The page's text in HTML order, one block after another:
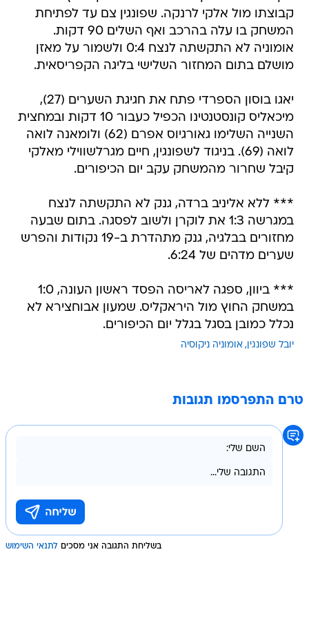
קבוצתו מול אלקי לרנקה. שפונגין צם עד לפתיחת
המשחק בו עלה בהרכב ואף השלים 90 דקות.
אומוניה לא התקשתה לנצח 0:4 ולשמור על מאזן
מושלם בתום המחזור השלישי בליגה הקפריסאית.
יאגו בוסון הספרדי פתח את חגיגת השערים (27),
מיכאליס קונסטנטינו הכפיל כעבור 10 דקות ובמחצית
השנייה השלימו גאורגיוס אפרם (62) ולומאנה לואה
לואה (69). בניגוד לשפונגין, חיים מגרלשווילי מאלקי
קיבל שחרור מהמשחק עקב יום הכיפורים.
*** ללא אליניב ברדה, גנק לא התקשתה לנצח
במגרשה 1:3 את לוקרן ולשוב לפסגה. בתום שבעה
מחזורים בבלגיה, גנק מתהדרת ב-19 נקודות והפרש
שערים מדהים של 6:24.
*** ביוון, ספגה לאריסה הפסד ראשון העונה, 1:0
במשחק החוץ מול היראקליס. שמעון אבוחצירא לא
נכלל כמובן בסגל בגלל יום הכיפורים.
יובל שפונגין אומוניה ניקוסיה
טרם התפרסמו תגובות
בשליחת התגובה אני מסכים לתנאי השימוש